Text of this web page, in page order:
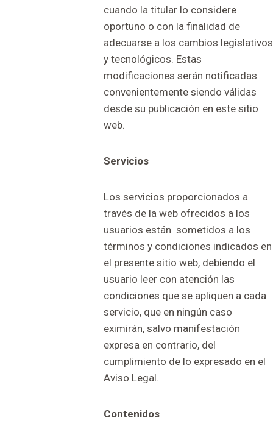
cuando la titular lo considere
oportuno o con la finalidad de
adecuarse a los cambios legislativos
y tecnológicos. Estas
modificaciones serán notificadas
convenientemente siendo válidas
desde su publicación en este sitio
web.
Servicios
Los servicios proporcionados a
través de la web ofrecidos a los
usuarios están sometidos a los
términos y condiciones indicados en
el presente sitio web, debiendo el
usuario leer con atención las
condiciones que se apliquen a cada
servicio, que en ningún caso
eximirán, salvo manifestación
expresa en contrario, del
cumplimiento de lo expresado en el
Aviso Legal.
Contenidos